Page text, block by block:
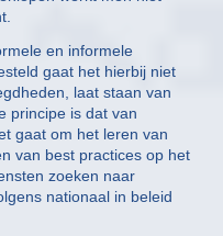
en informele
gaat het hierbij niet
laat staan van
principe is dat van
gaat om het leren van
van best practices op het
zoeken naar
nationaal in beleid